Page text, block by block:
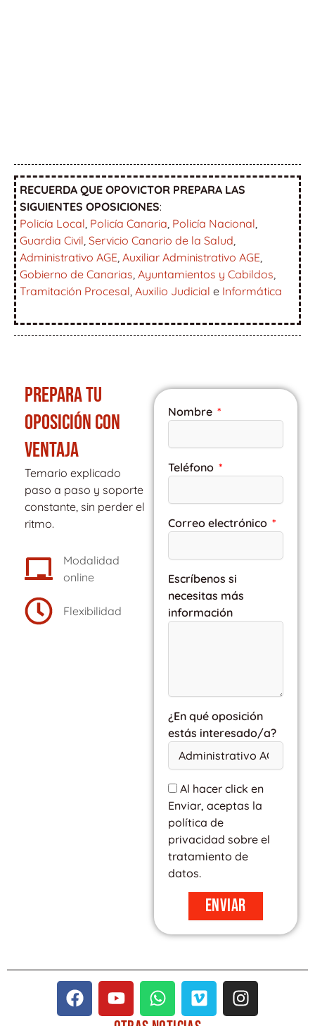
RECUERDA QUE OPOVICTOR PREPARA LAS
SIGUIENTES OPOSICIONES:
Policía Local Policía Canaria Policía Nacional
Guardia Civil Servicio Canario de la Salud
Administrativo AGE Auxiliar Administrativo AGE
Gobierno de Canarias Ayuntamientos y Cabildos
Tramitación Procesal Auxilio Judicial e Informática
PREPARA TU
OPOSICIÓN CON
VENTAJA
Temario explicado
paso a paso y soporte
constante, sin perder el
ritmo.
Modalidad
online
Flexibilidad
Nombre
Teléfono
Correo electrónico
Escríbenos si
necesitas más
información
¿En qué oposición
estás interesado/a?
Al hacer click en
Enviar, aceptas la
política de
privacidad sobre el
tratamiento de
datos.
Enviar
F
a
Y
o
W
h
V
i
I
n